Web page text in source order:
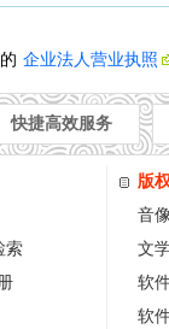
企业法人营业执照
快捷高效服务
索
版
音
文
软
软